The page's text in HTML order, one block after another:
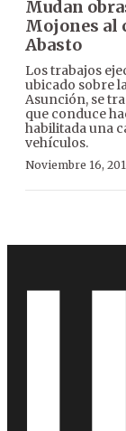
Mudan
Mojones al
Abasto
Los trabajos
ubicado sobre
Asunción, se
que conduce
habilitada una
vehículos.
Noviembre 16,